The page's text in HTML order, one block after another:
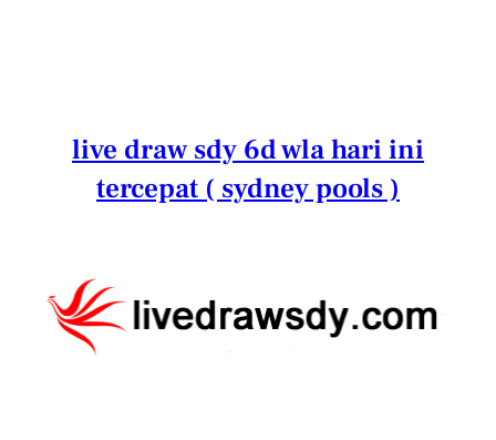
live draw sdy 6d wla hari ini
tercepat ( sydney pools )